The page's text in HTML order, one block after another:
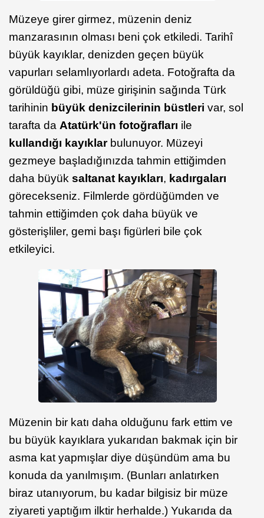
Müzeye girer girmez, müzenin deniz
manzarasının olması beni çok etkiledi. Tarihî
büyük kayıklar, denizden geçen büyük
vapurları selamlıyorlardı adeta. Fotoğrafta da
görüldüğü gibi, müze girişinin sağında Türk
tarihinin büyük denizcilerinin büstleri var, sol
tarafta da Atatürk'ün fotoğrafları ile
kullandığı kayıklarbulunuyor. Müzeyi
gezmeye başladığınızda tahmin ettiğimden
daha büyük saltanat kayıkları, kadırgaları
görecekseniz. Filmlerde gördüğümden ve
tahmin ettiğimden çok daha büyük ve
gösterişliler, gemi başı figürleri bile çok
etkileyici.
Müzenin bir katı daha olduğunu fark ettim ve
bu büyük kayıklara yukarıdan bakmak için bir
asma kat yapmışlar diye düşündüm ama bu
konuda da yanılmışım. (Bunları anlatırken
biraz utanıyorum, bu kadar bilgisiz bir müze
ziyareti yaptığım ilktir herhalde.) Yukarıda da